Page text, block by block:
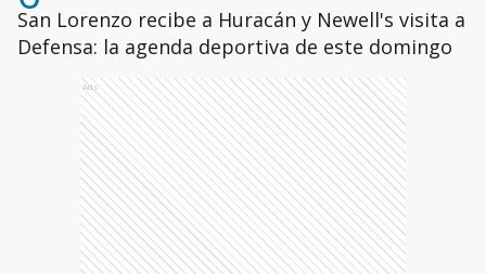
San Lorenzo recibe a Huracán y Newell's visita a
Defensa: la agenda deportiva de este domingo
Ads